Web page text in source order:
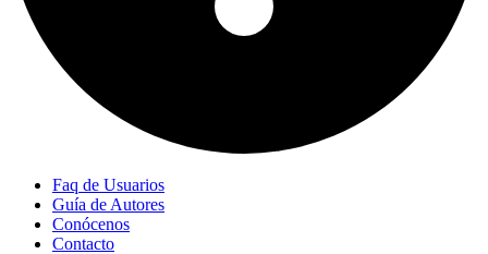
Faq de Usuarios
Guía de Autores
Conócenos
Contacto